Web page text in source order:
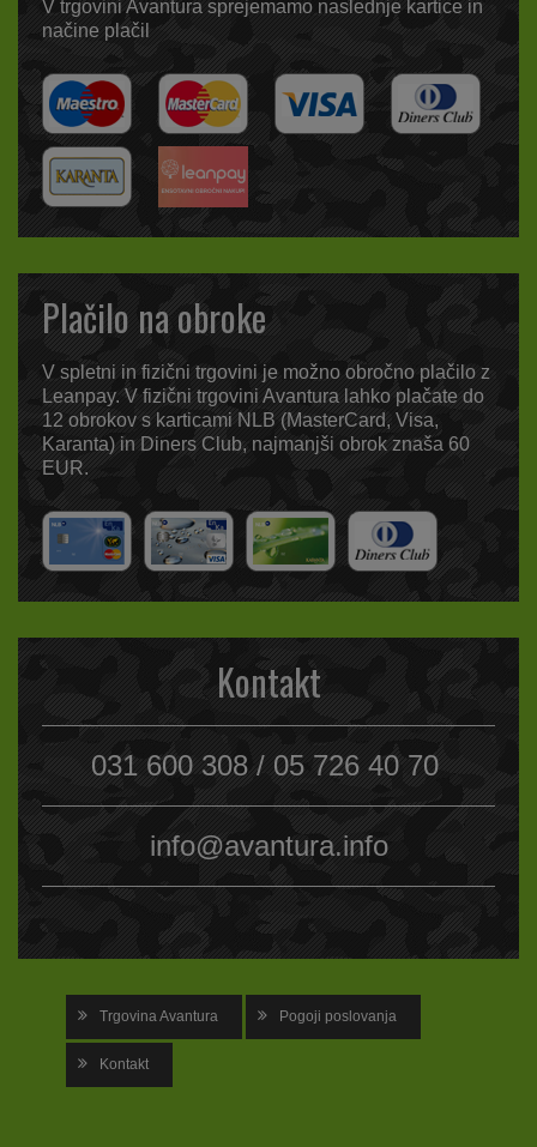
V trgovini Avantura sprejemamo naslednje kartice in
načine plačil
Plačilo na obroke
V spletni in fizični trgovini je možno obročno plačilo z
Leanpay. V fizični trgovini Avantura lahko plačate do
12 obrokov s karticami NLB (MasterCard, Visa,
Karanta) in Diners Club, najmanjši obrok znaša 60
EUR.
Kontakt
031 600 308 / 05 726 40 70
info@avantura.info
Trgovina Avantura Pogoji poslovanja
Kontakt